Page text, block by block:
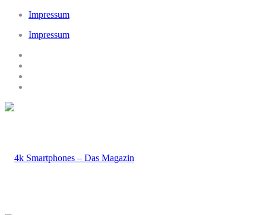
Impressum
Impressum